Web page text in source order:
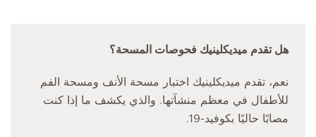
هل تقدم ميديكلينيك فحوصات المسحة؟
نعم، تقدم ميديكلينيك اختبار مسحة الأنف ومسحة الفم
للأطفال في معظم منشآتها. والذي يكشف ما إذا كنت
مصابًا حاليًا بكوفيد-19.